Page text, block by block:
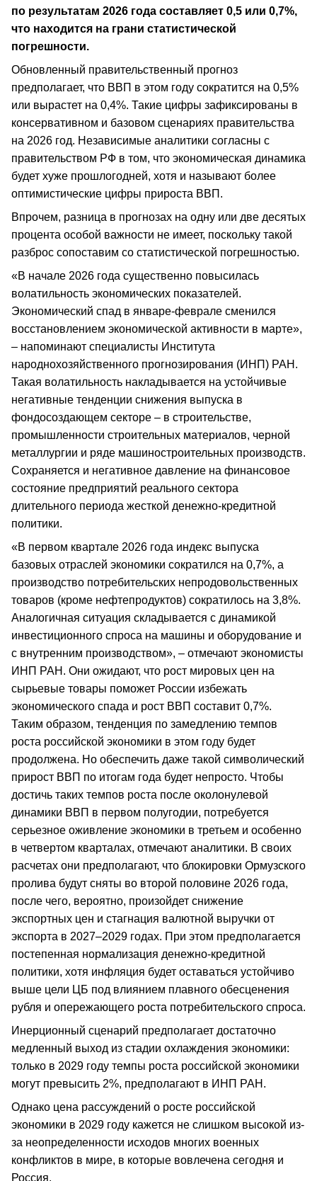
по результатам 2026 года составляет 0,5 или 0,7%,
что находится на грани статистической
погрешности.
Обновленный правительственный прогноз
предполагает, что ВВП в этом году сократится на 0,5%
или вырастет на 0,4%. Такие цифры зафиксированы в
консервативном и базовом сценариях правительства
на 2026 год. Независимые аналитики согласны с
правительством РФ в том, что экономическая динамика
будет хуже прошлогодней, хотя и называют более
оптимистические цифры прироста ВВП.
Впрочем, разница в прогнозах на одну или две десятых
процента особой важности не имеет, поскольку такой
разброс сопоставим со статистической погрешностью.
«В начале 2026 года существенно повысилась
волатильность экономических показателей.
Экономический спад в январе-феврале сменился
восстановлением экономической активности в марте»,
– напоминают специалисты Института
народнохозяйственного прогнозирования (ИНП) РАН.
Такая волатильность накладывается на устойчивые
негативные тенденции снижения выпуска в
фондосоздающем секторе – в строительстве,
промышленности строительных материалов, черной
металлургии и ряде машиностроительных производств.
Сохраняется и негативное давление на финансовое
состояние предприятий реального сектора
длительного периода жесткой денежно-кредитной
политики.
«В первом квартале 2026 года индекс выпуска
базовых отраслей экономики сократился на 0,7%, а
производство потребительских непродовольственных
товаров (кроме нефтепродуктов) сократилось на 3,8%.
Аналогичная ситуация складывается с динамикой
инвестиционного спроса на машины и оборудование и
с внутренним производством», – отмечают экономисты
ИНП РАН. Они ожидают, что рост мировых цен на
сырьевые товары поможет России избежать
экономического спада и рост ВВП составит 0,7%.
Таким образом, тенденция по замедлению темпов
роста российской экономики в этом году будет
продолжена. Но обеспечить даже такой символический
прирост ВВП по итогам года будет непросто. Чтобы
достичь таких темпов роста после околонулевой
динамики ВВП в первом полугодии, потребуется
серьезное оживление экономики в третьем и особенно
в четвертом кварталах, отмечают аналитики. В своих
расчетах они предполагают, что блокировки Ормузского
пролива будут сняты во второй половине 2026 года,
после чего, вероятно, произойдет снижение
экспортных цен и стагнация валютной выручки от
экспорта в 2027–2029 годах. При этом предполагается
постепенная нормализация денежно-кредитной
политики, хотя инфляция будет оставаться устойчиво
выше цели ЦБ под влиянием плавного обесценения
рубля и опережающего роста потребительского спроса.
Инерционный сценарий предполагает достаточно
медленный выход из стадии охлаждения экономики:
только в 2029 году темпы роста российской экономики
могут превысить 2%, предполагают в ИНП РАН.
Однако цена рассуждений о росте российской
экономики в 2029 году кажется не слишком высокой из-
за неопределенности исходов многих военных
конфликтов в мире, в которые вовлечена сегодня и
Россия.